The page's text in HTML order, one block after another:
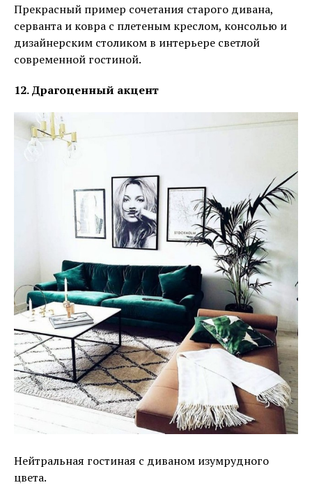
Прекрасный пример сочетания старого дивана,
серванта и ковра с плетеным креслом, консолью и
дизайнерским столиком в интерьере светлой
современной гостиной.
12. Драгоценный акцент
Нейтральная гостиная с диваном изумрудного
цвета.